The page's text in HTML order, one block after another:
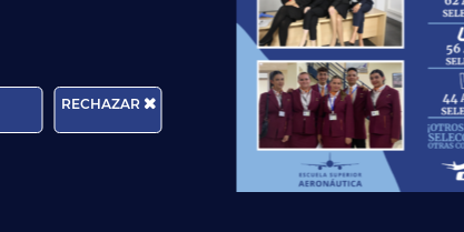
de vuelo?
cumplen! Pero no vienen solos y hay que luchar por
tu nuevo trabajo?
habrá muchas! Este trabajo es diferente cada día… ¡Y
RECHAZAR